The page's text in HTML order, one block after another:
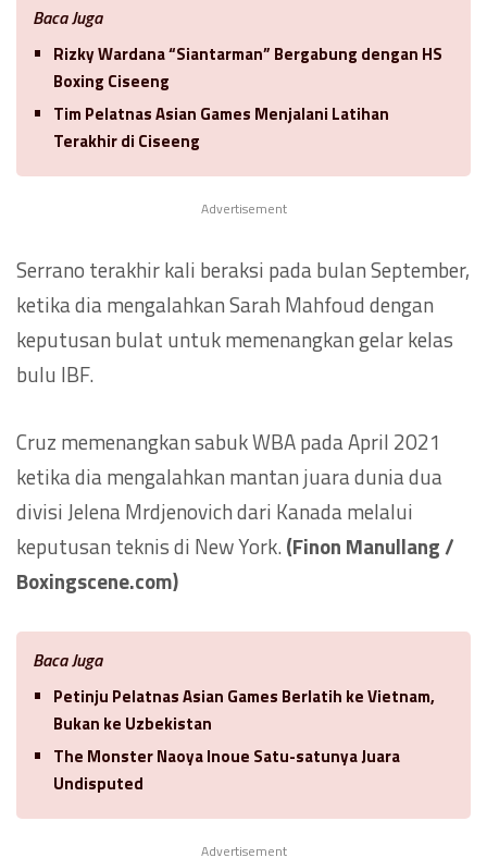
Baca Juga
Rizky Wardana “Siantarman” Bergabung dengan HS
Boxing Ciseeng
Tim Pelatnas Asian Games Menjalani Latihan
Terakhir di Ciseeng
Advertisement
Serrano terakhir kali beraksi pada bulan September,
ketika dia mengalahkan Sarah Mahfoud dengan
keputusan bulat untuk memenangkan gelar kelas
bulu IBF.
Cruz memenangkan sabuk WBA pada April 2021
ketika dia mengalahkan mantan juara dunia dua
divisi Jelena Mrdjenovich dari Kanada melalui
keputusan teknis di New York.(Finon Manullang /
Boxingscene.com)
Baca Juga
Petinju Pelatnas Asian Games Berlatih ke Vietnam,
Bukan ke Uzbekistan
The Monster Naoya Inoue Satu-satunya Juara
Undisputed
Advertisement